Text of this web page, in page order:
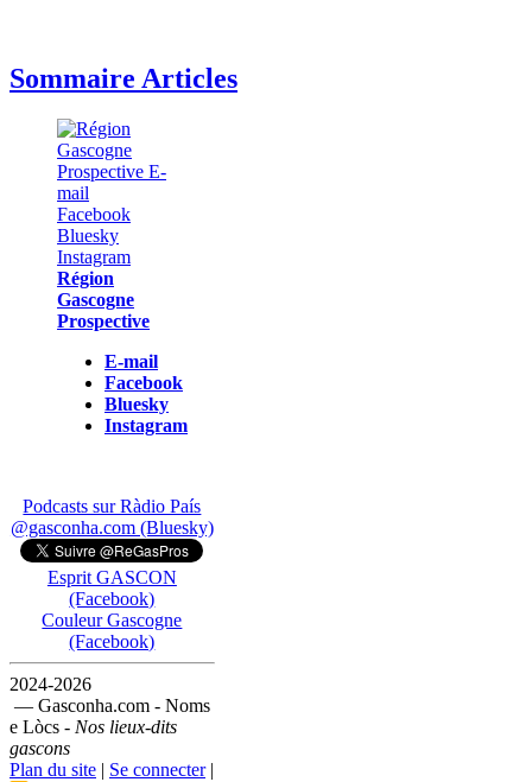
Sommaire Articles
Région
Gascogne
Prospective
E-mail
Facebook
Bluesky
Instagram
Podcasts sur Ràdio País
@gasconha.com (Bluesky)
Esprit GASCON
(Facebook)
Couleur Gascogne
(Facebook)
2024-2026
— Gasconha.com - Noms
e Lòcs - Nos lieux-dits
gascons
Plan du site | Se connecter|